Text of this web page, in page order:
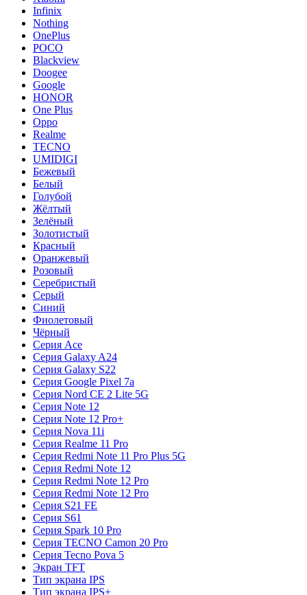
Infinix
Nothing
OnePlus
POCO
Blackview
Doogee
Google
HONOR
One Plus
Oppo
Realme
TECNO
UMIDIGI
Бежевый
Белый
Голубой
Жёлтый
Зелёный
Золотистый
Красный
Оранжевый
Розовый
Серебристый
Серый
Синий
Фиолетовый
Чёрный
Серия Ace
Серия Galaxy A24
Серия Galaxy S22
Серия Google Pixel 7a
Серия Nord CE 2 Lite 5G
Серия Note 12
Серия Note 12 Pro+
Серия Nova 11i
Серия Realme 11 Pro
Серия Redmi Note 11 Pro Plus 5G
Серия Redmi Note 12
Серия Redmi Note 12 Pro
Серия Redmi Note 12 Pro
Серия S21 FE
Серия S61
Серия Spark 10 Pro
Серия TECNO Camon 20 Pro
Серия Tecno Pova 5
Экран TFT
Тип экрана IPS
Тип экрана IPS+